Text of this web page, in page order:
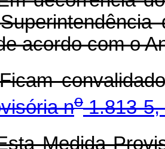
acordo com o
no1.813-5,
Medida